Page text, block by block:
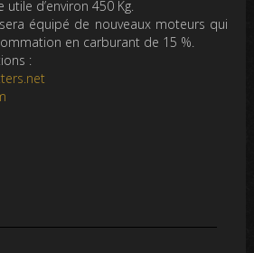
utile d’environ 450 Kg.
équipé de nouveaux moteurs qui
en carburant de 15 %.
: